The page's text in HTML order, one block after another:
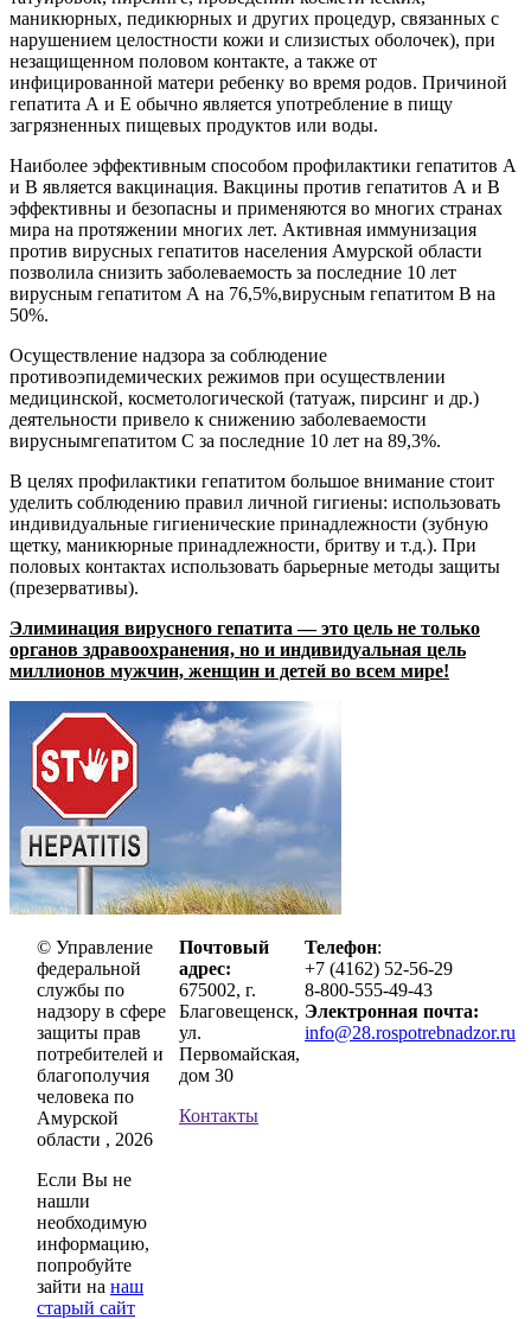
маникюрных, педикюрных и других процедур, связанных с
нарушением целостности кожи и слизистых оболочек), при
незащищенном половом контакте, а также от
инфицированной матери ребенку во время родов. Причиной
гепатита А и Е обычно является употребление в пищу
загрязненных пищевых продуктов или воды.
Наиболее эффективным способом профилактики гепатитов А
и В является вакцинация. Вакцины против гепатитов А и В
эффективны и безопасны и применяются во многих странах
мира на протяжении многих лет. Активная иммунизация
против вирусных гепатитов населения Амурской области
позволила снизить заболеваемость за последние 10 лет
вирусным гепатитом А на 76,5%,вирусным гепатитом В на
50%.
Осуществление надзора за соблюдение
противоэпидемических режимов при осуществлении
медицинской, косметологической (татуаж, пирсинг и др.)
деятельности привело к снижению заболеваемости
вируснымгепатитом С за последние 10 лет на 89,3%.
В целях профилактики гепатитом большое внимание стоит
уделить соблюдению правил личной гигиены: использовать
индивидуальные гигиенические принадлежности (зубную
щетку, маникюрные принадлежности, бритву и т.д.). При
половых контактах использовать барьерные методы защиты
(презервативы).
Элиминация вирусного гепатита — это цель не только
органов здравоохранения, но и индивидуальная цель
миллионов мужчин, женщин и детей во всем мире!
© Управление
федеральной
службы по
надзору в сфере
защиты прав
потребителей и
благополучия
человека по
Амурской
области , 2026
Если Вы не
нашли
необходимую
информацию,
попробуйте
зайти на наш
старый сайт
Почтовый
адрес:
675002, г.
Благовещенск,
ул.
Первомайская,
дом 30
Контакты
Телефон:
+7 (4162) 52-56-29
8-800-555-49-43
Электронная почта:
info@28.rospotrebnadzor.ru